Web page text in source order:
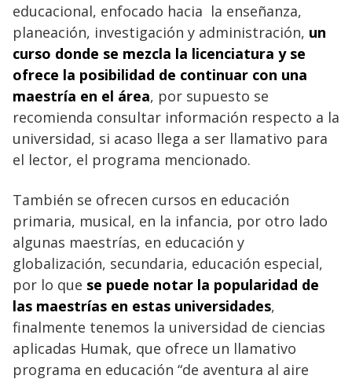
educacional, enfocado hacia la enseñanza,
planeación, investigación y administración, un
curso donde se mezcla la licenciatura y se
ofrece la posibilidad de continuar con una
maestría en el área, por supuesto se
recomienda consultar información respecto a la
universidad, si acaso llega a ser llamativo para
el lector, el programa mencionado.
También se ofrecen cursos en educación
primaria, musical, en la infancia, por otro lado
algunas maestrías, en educación y
globalización, secundaria, educación especial,
por lo que se puede notar la popularidad de
las maestrías en estas universidades,
finalmente tenemos la universidad de ciencias
aplicadas Humak, que ofrece un llamativo
programa en educación “de aventura al aire